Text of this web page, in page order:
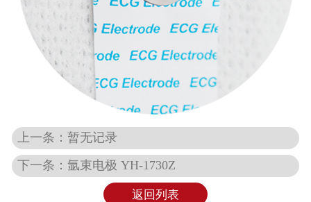
上一条：暂无记录
下一条：氩束电极 YH-1730Z
返回列表